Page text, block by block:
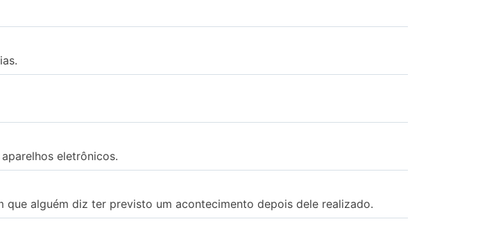
eletrônicos.
alguém diz ter previsto um acontecimento depois dele realizado.